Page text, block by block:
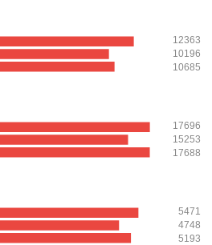
12363
10196
10685
17696
15253
17688
5471
4748
5193